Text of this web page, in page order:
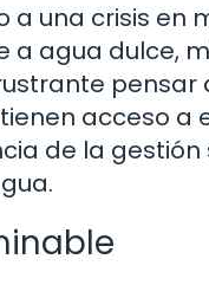
una crisis en
agua dulce,
acceso a
de la gestión